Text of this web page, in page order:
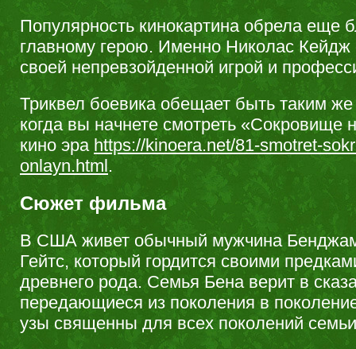
Популярность кинокартина обрела еще
главному герою. Именно Николас
своей непревзойденной игрой и
Триквел боевика обещает быть таким
когда вы начнете смотреть «Сокровище
кино эра https://kinoera.net/81-smotret-
onlayn.html.
Сюжет фильма
В США живет обычный мужчина
Гейтс, который гордится своими
древнего рода. Семья Бена верит в
передающиеся из поколения в
узы священны для всех поколений